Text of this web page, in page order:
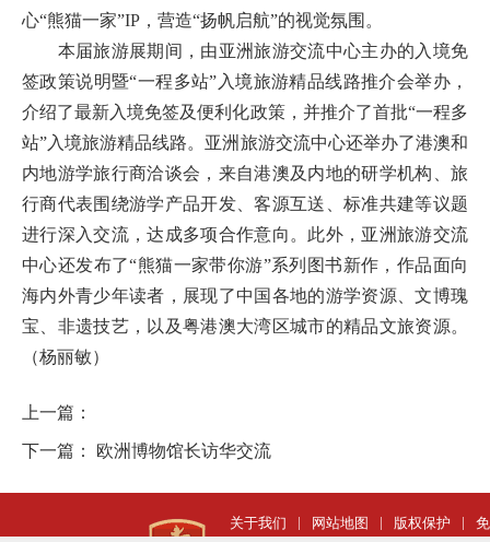
心“熊猫一家”IP，营造“扬帆启航”的视觉氛围。
本届旅游展期间，由亚洲旅游交流中心主办的入境免
签政策说明暨“一程多站”入境旅游精品线路推介会举办，
介绍了最新入境免签及便利化政策，并推介了首批“一程多
站”入境旅游精品线路。亚洲旅游交流中心还举办了港澳和
内地游学旅行商洽谈会，来自港澳及内地的研学机构、旅
行商代表围绕游学产品开发、客源互送、标准共建等议题
进行深入交流，达成多项合作意向。此外，亚洲旅游交流
中心还发布了“熊猫一家带你游”系列图书新作，作品面向
海内外青少年读者，展现了中国各地的游学资源、文博瑰
宝、非遗技艺，以及粤港澳大湾区城市的精品文旅资源。
（杨丽敏）
上一篇：
下一篇： 欧洲博物馆长访华交流